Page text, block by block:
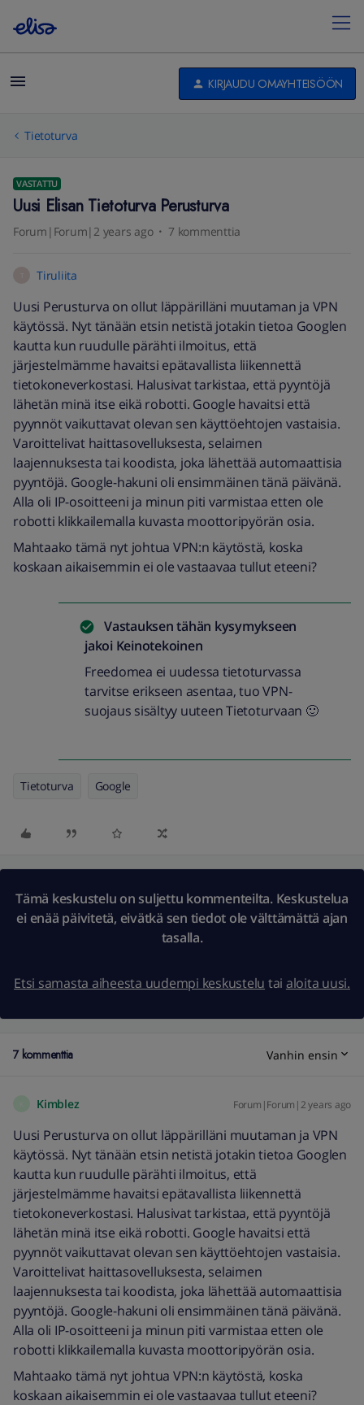
KIRJAUDU OMAYHTEISÖÖN
Tietoturva
VASTATTU
Uusi Elisan Tietoturva Perusturva
Forum|Forum|2 years ago 7 kommenttia
Tiruliita
Uusi Perusturva on ollut läppärilläni muutaman ja VPN
käytössä. Nyt tänään etsin netistä jotakin tietoa Googlen
kautta kun ruudulle pärähti ilmoitus, että
järjestelmämme havaitsi epätavallista liikennettä
tietokoneverkostasi. Halusivat tarkistaa, että pyyntöjä
lähetän minä itse eikä robotti. Google havaitsi että
pyynnöt vaikuttavat olevan sen käyttöehtojen vastaisia.
Varoittelivat haittasovelluksesta, selaimen
laajennuksesta tai koodista, joka lähettää automaattisia
pyyntöjä. Google-hakuni oli ensimmäinen tänä päivänä.
Alla oli IP-osoitteeni ja minun piti varmistaa etten ole
robotti klikkailemalla kuvasta moottoripyörän osia.
Mahtaako tämä nyt johtua VPN:n käytöstä, koska
koskaan aikaisemmin ei ole vastaavaa tullut eteeni?
Vastauksen tähän kysymykseen
jakoi Keinotekoinen
Freedomea ei uudessa tietoturvassa
tarvitse erikseen asentaa, tuo VPN-
suojaus sisältyy uuteen Tietoturvaan 🙂
Tietoturva Google
Tämä keskustelu on suljettu kommenteilta. Keskustelua
ei enää päivitetä, eivätkä sen tiedot ole välttämättä ajan
tasalla.
Etsi samasta aiheesta uudempi keskustelu tai aloita uusi.
7 kommenttia Vanhin ensin
Kimblez Forum|Forum|2 years ago
Uusi Perusturva on ollut läppärilläni muutaman ja VPN
käytössä. Nyt tänään etsin netistä jotakin tietoa Googlen
kautta kun ruudulle pärähti ilmoitus, että
järjestelmämme havaitsi epätavallista liikennettä
tietokoneverkostasi. Halusivat tarkistaa, että pyyntöjä
lähetän minä itse eikä robotti. Google havaitsi että
pyynnöt vaikuttavat olevan sen käyttöehtojen vastaisia.
Varoittelivat haittasovelluksesta, selaimen
laajennuksesta tai koodista, joka lähettää automaattisia
pyyntöjä. Google-hakuni oli ensimmäinen tänä päivänä.
Alla oli IP-osoitteeni ja minun piti varmistaa etten ole
robotti klikkailemalla kuvasta moottoripyörän osia.
Mahtaako tämä nyt johtua VPN:n käytöstä, koska
koskaan aikaisemmin ei ole vastaavaa tullut eteeni?